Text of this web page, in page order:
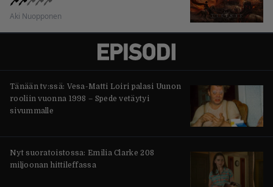
Aki Nuopponen
Tänään tv:ssä: Vesa-Matti Loiri palasi Uunon
rooliin vuonna 1998 – Spede vetäytyi
sivummalle
Nyt suoratoistossa: Emilia Clarke 208
miljoonan hittileffassa